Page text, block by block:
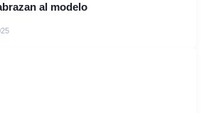
al modelo